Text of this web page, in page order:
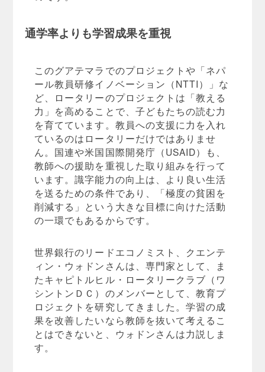
通学率よりも学習成果を重視
このグアテマラでのプロジェクトや「ネパ
ール教員研修イノベーション（NTTI）」な
ど、ロータリーのプロジェクトは「教える
力」を高めることで、子どもたちの読む力
を育てています。教員への支援に力を入れ
ているのはロータリーだけではありませ
ん。国連や米国国際開発庁（USAID）も、
教師への援助を重視した取り組みを行って
います。識字能力の向上は、より良い生活
を送るための条件であり、「極度の貧困を
削減する」という大きな目標に向けた活動
の一環でもあるからです。
世界銀行のリードエコノミスト、クエンテ
ィン・ウォドンさんは、専門家として、ま
たキャピトルヒル・ロータリークラブ（ワ
シントンＤＣ）のメンバーとして、教育プ
ロジェクトを研究してきました。学習の成
果を改善したいなら教師を抜いて考えるこ
とはできないと、ウォドンさんは力説しま
す。